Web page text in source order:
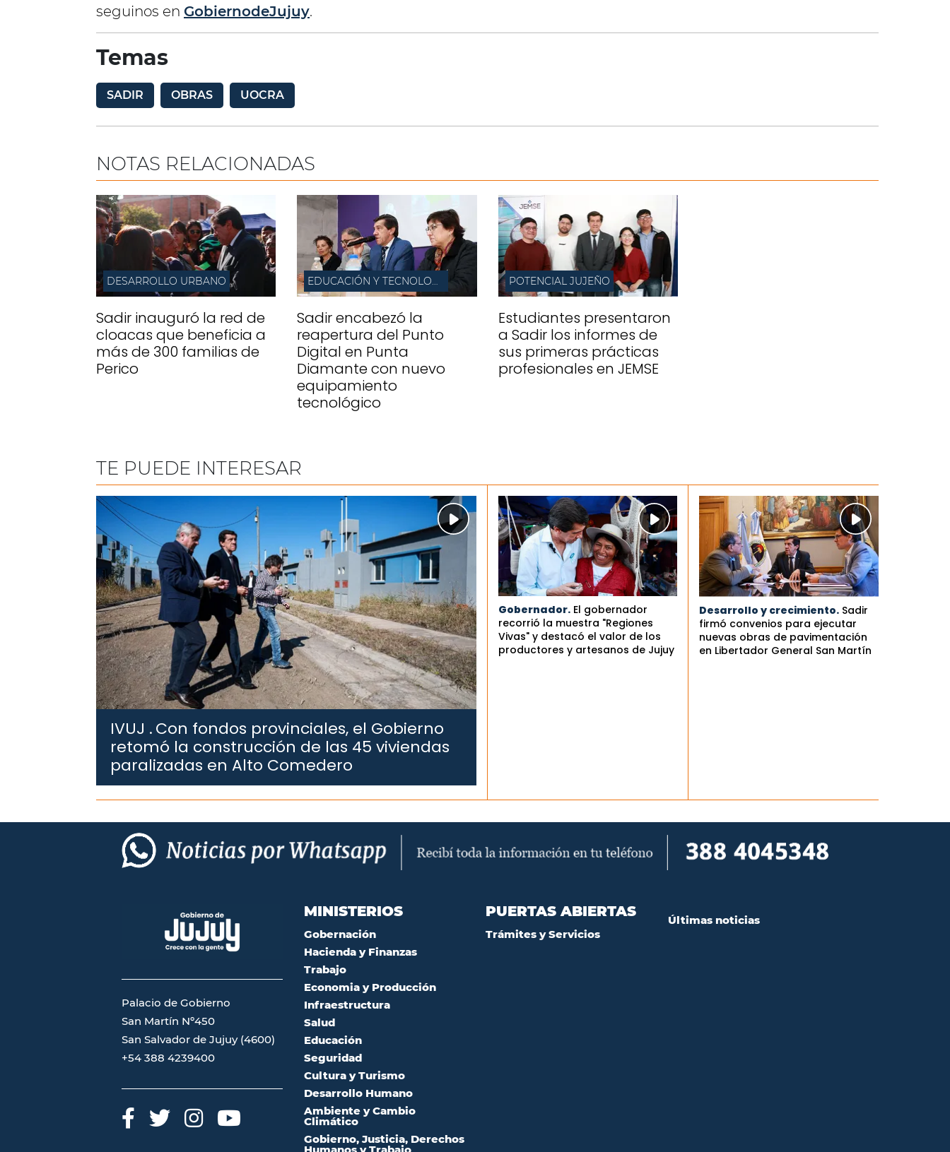
seguinos en GobiernodeJujuy.
Temas
SADIR OBRAS UOCRA
NOTAS RELACIONADAS
DESARROLLO URBANO
Sadir inauguró la red de
cloacas que beneficia a
más de 300 familias de
Perico
EDUCACIÓN Y TECNOLOGÍA
Sadir encabezó la
reapertura del Punto
Digital en Punta
Diamante con nuevo
equipamiento
tecnológico
POTENCIAL JUJEÑO
Estudiantes presentaron
a Sadir los informes de
sus primeras prácticas
profesionales en JEMSE
TE PUEDE INTERESAR
IVUJ .Con fondos provinciales, el Gobierno
retomó la construcción de las 45 viviendas
paralizadas en Alto Comedero
Gobernador. El gobernador
recorrió la muestra "Regiones
Vivas" y destacó el valor de los
productores y artesanos de Jujuy
Desarrollo y crecimiento. Sadir
firmó convenios para ejecutar
nuevas obras de pavimentación
en Libertador General San Martín
Palacio de Gobierno
San Martín Nº450
San Salvador de Jujuy (4600)
+54 388 4239400
MINISTERIOS
Gobernación
Hacienda y Finanzas
Trabajo
Economia y Producción
Infraestructura
Salud
Educación
Seguridad
Cultura y Turismo
Desarrollo Humano
Ambiente y Cambio
Climático
Gobierno, Justicia, Derechos
Humanos y Trabajo
PUERTAS ABIERTAS
Trámites y Servicios
Últimas noticias